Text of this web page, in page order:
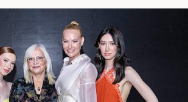
סלבס
ערוצים נוספים
המגזין